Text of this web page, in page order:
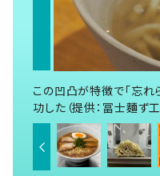
この凹凸が特徴で「忘れ
功した（提供：冨士麵ず工